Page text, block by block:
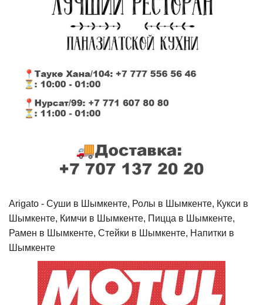
Arigato - Cуши в Шымкенте, Ролы в Шымкенте, Кукси в
Шымкенте, Кимчи в Шымкенте, Пицца в Шымкенте,
Рамен в Шымкенте, Стейки в Шымкенте, Напитки в
Шымкенте